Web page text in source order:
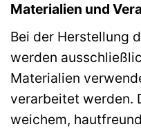
Materialien und
Bei der Herstellung
werden
Materialien
verarbeitet werden.
weichem,